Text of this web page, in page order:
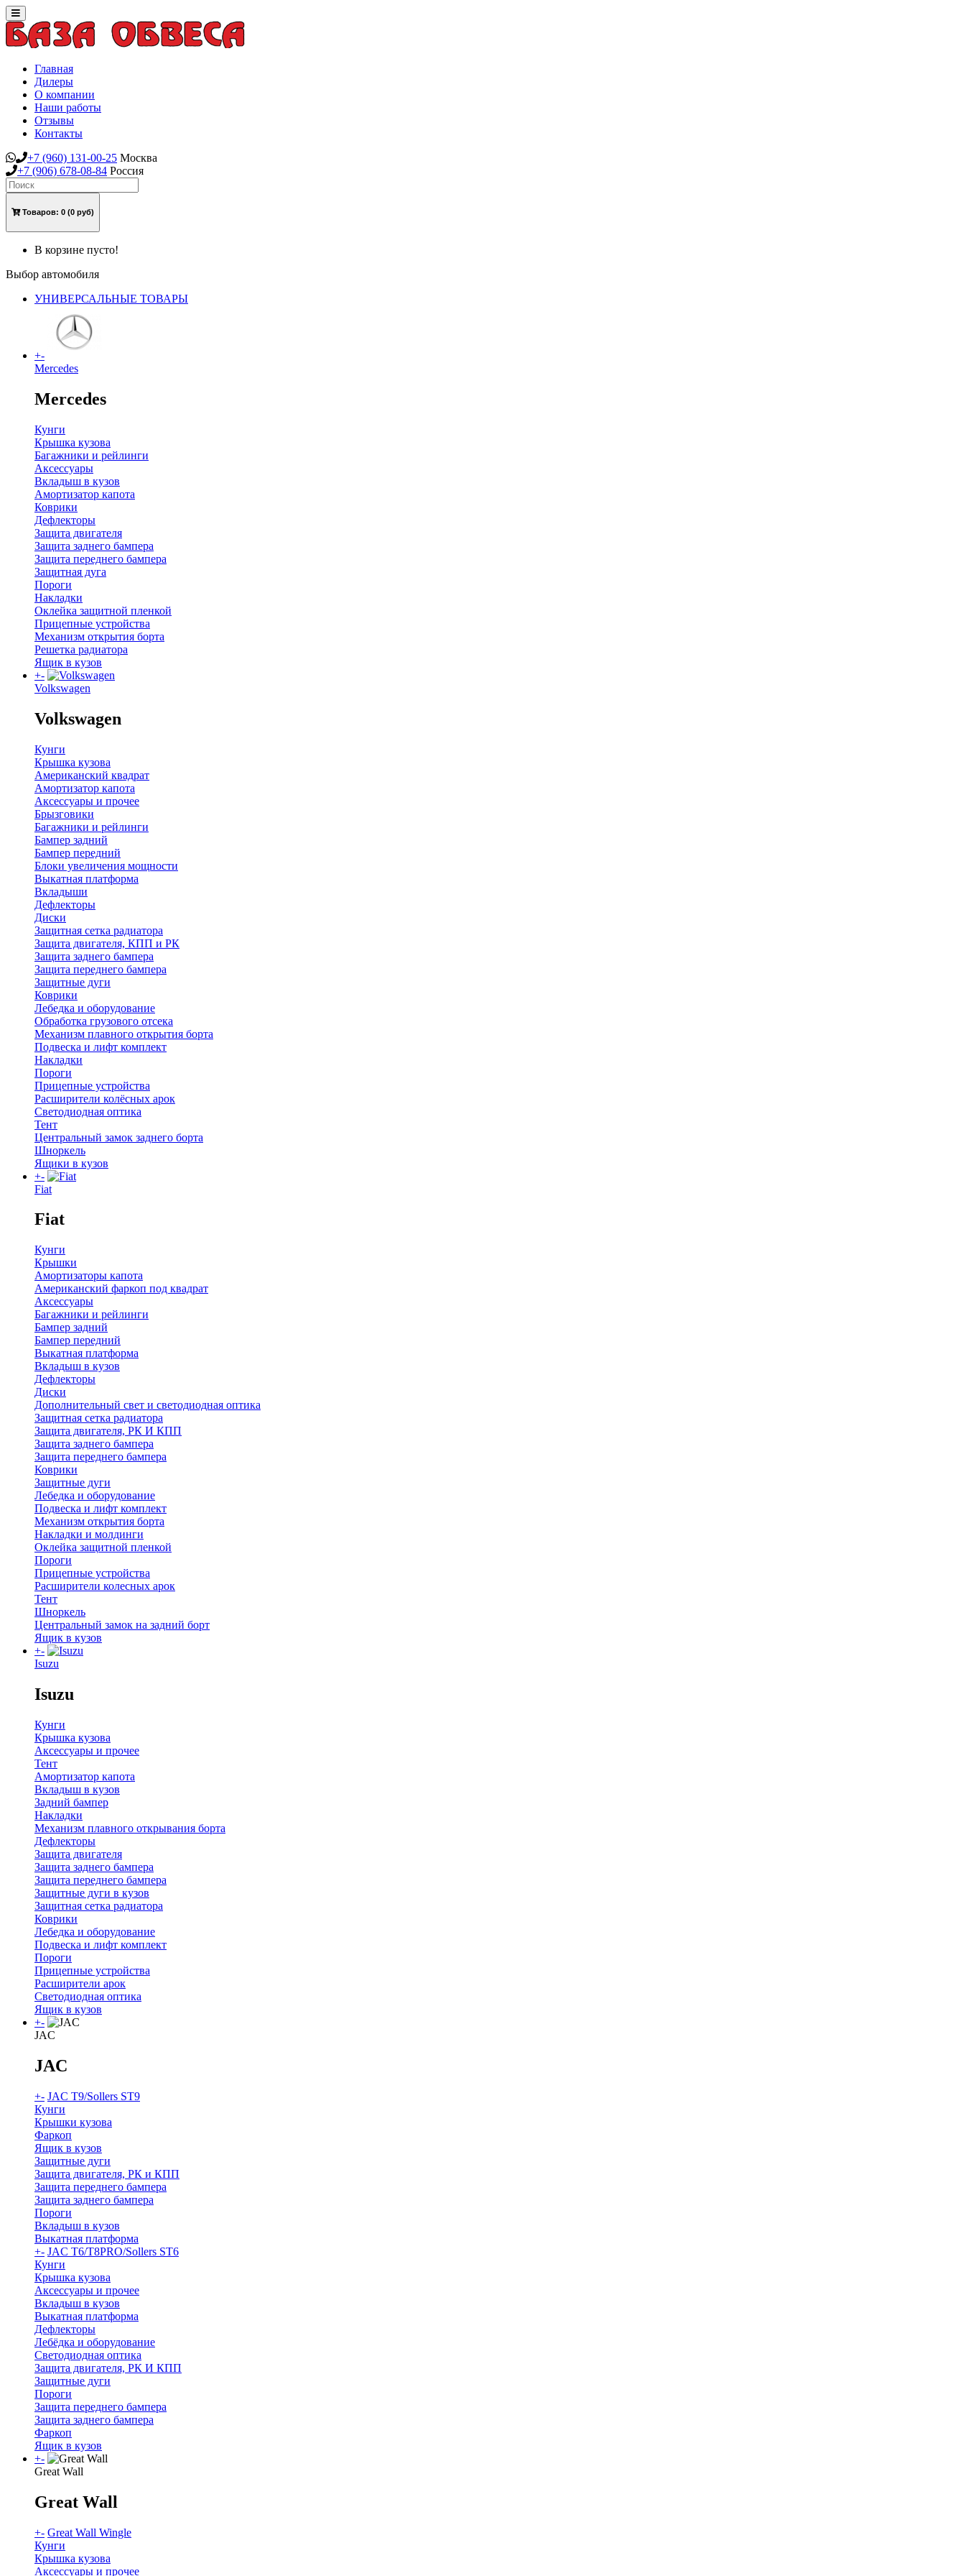
Toggle
navigation
Главная
Дилеры
О компании
Наши работы
Отзывы
Контакты
+7 (960) 131-00-25 Москва
+7 (906) 678-08-84 Россия
Товаров: 0 (0 руб)
В корзине пусто!
Выбор автомобиля
УНИВЕРСАЛЬНЫЕ ТОВАРЫ
+-
Mercedes
Mercedes
Кунги
Крышка кузова
Багажники и рейлинги
Аксессуары
Вкладыш в кузов
Амортизатор капота
Коврики
Дефлекторы
Защита двигателя
Защита заднего бампера
Защита переднего бампера
Защитная дуга
Пороги
Накладки
Оклейка защитной пленкой
Прицепные устройства
Механизм открытия борта
Решетка радиатора
Ящик в кузов
+-
Volkswagen
Volkswagen
Кунги
Крышка кузова
Американский квадрат
Амортизатор капота
Аксессуары и прочее
Брызговики
Багажники и рейлинги
Бампер задний
Бампер передний
Блоки увеличения мощности
Выкатная платформа
Вкладыши
Дефлекторы
Диски
Защитная сетка радиатора
Защита двигателя, КПП и РК
Защита заднего бампера
Защита переднего бампера
Защитные дуги
Коврики
Лебедка и оборудование
Обработка грузового отсека
Механизм плавного открытия борта
Подвеска и лифт комплект
Накладки
Пороги
Прицепные устройства
Расширители колёсных арок
Светодиодная оптика
Тент
Центральный замок заднего борта
Шноркель
Ящики в кузов
+-
Fiat
Fiat
Кунги
Крышки
Амортизаторы капота
Американский фаркоп под квадрат
Аксессуары
Багажники и рейлинги
Бампер задний
Бампер передний
Выкатная платформа
Вкладыш в кузов
Дефлекторы
Диски
Дополнительный свет и светодиодная оптика
Защитная сетка радиатора
Защита двигателя, РК И КПП
Защита заднего бампера
Защита переднего бампера
Коврики
Защитные дуги
Лебедка и оборудование
Подвеска и лифт комплект
Механизм открытия борта
Накладки и молдинги
Оклейка защитной пленкой
Пороги
Прицепные устройства
Расширители колесных арок
Тент
Шноркель
Центральный замок на задний борт
Ящик в кузов
+-
Isuzu
Isuzu
Кунги
Крышка кузова
Аксессуары и прочее
Тент
Амортизатор капота
Вкладыш в кузов
Задний бампер
Накладки
Механизм плавного открывания борта
Дефлекторы
Защита двигателя
Защита заднего бампера
Защита переднего бампера
Защитные дуги в кузов
Защитная сетка радиатора
Коврики
Лебедка и оборудование
Подвеска и лифт комплект
Пороги
Прицепные устройства
Расширители арок
Светодиодная оптика
Ящик в кузов
+-
JAC
JAC
+- JAC T9/Sollers ST9
Кунги
Крышки кузова
Фаркоп
Ящик в кузов
Защитные дуги
Защита двигателя, РК и КПП
Защита переднего бампера
Защита заднего бампера
Пороги
Вкладыш в кузов
Выкатная платформа
+- JAC T6/T8PRO/Sollers ST6
Кунги
Крышка кузова
Аксессуары и прочее
Вкладыш в кузов
Выкатная платформа
Дефлекторы
Лебёдка и оборудование
Светодиодная оптика
Защита двигателя, РК И КПП
Защитные дуги
Пороги
Защита переднего бампера
Защита заднего бампера
Фаркоп
Ящик в кузов
+-
Great Wall
Great Wall
+- Great Wall Wingle
Кунги
Крышка кузова
Аксессуары и прочее